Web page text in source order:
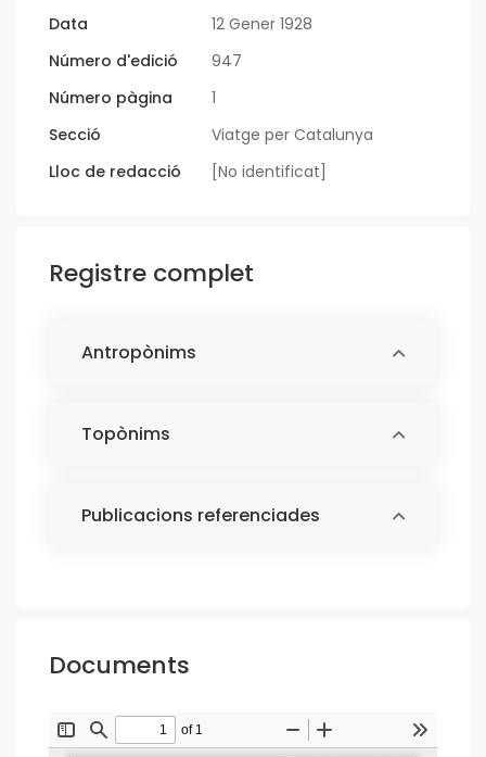
Data
12 Gener 1928
Número d'edició
947
Número pàgina
1
Secció
Viatge per Catalunya
Lloc de redacció
[No identificat]
Registre complet
Antropònims
Topònims
Publicacions referenciades
Documents